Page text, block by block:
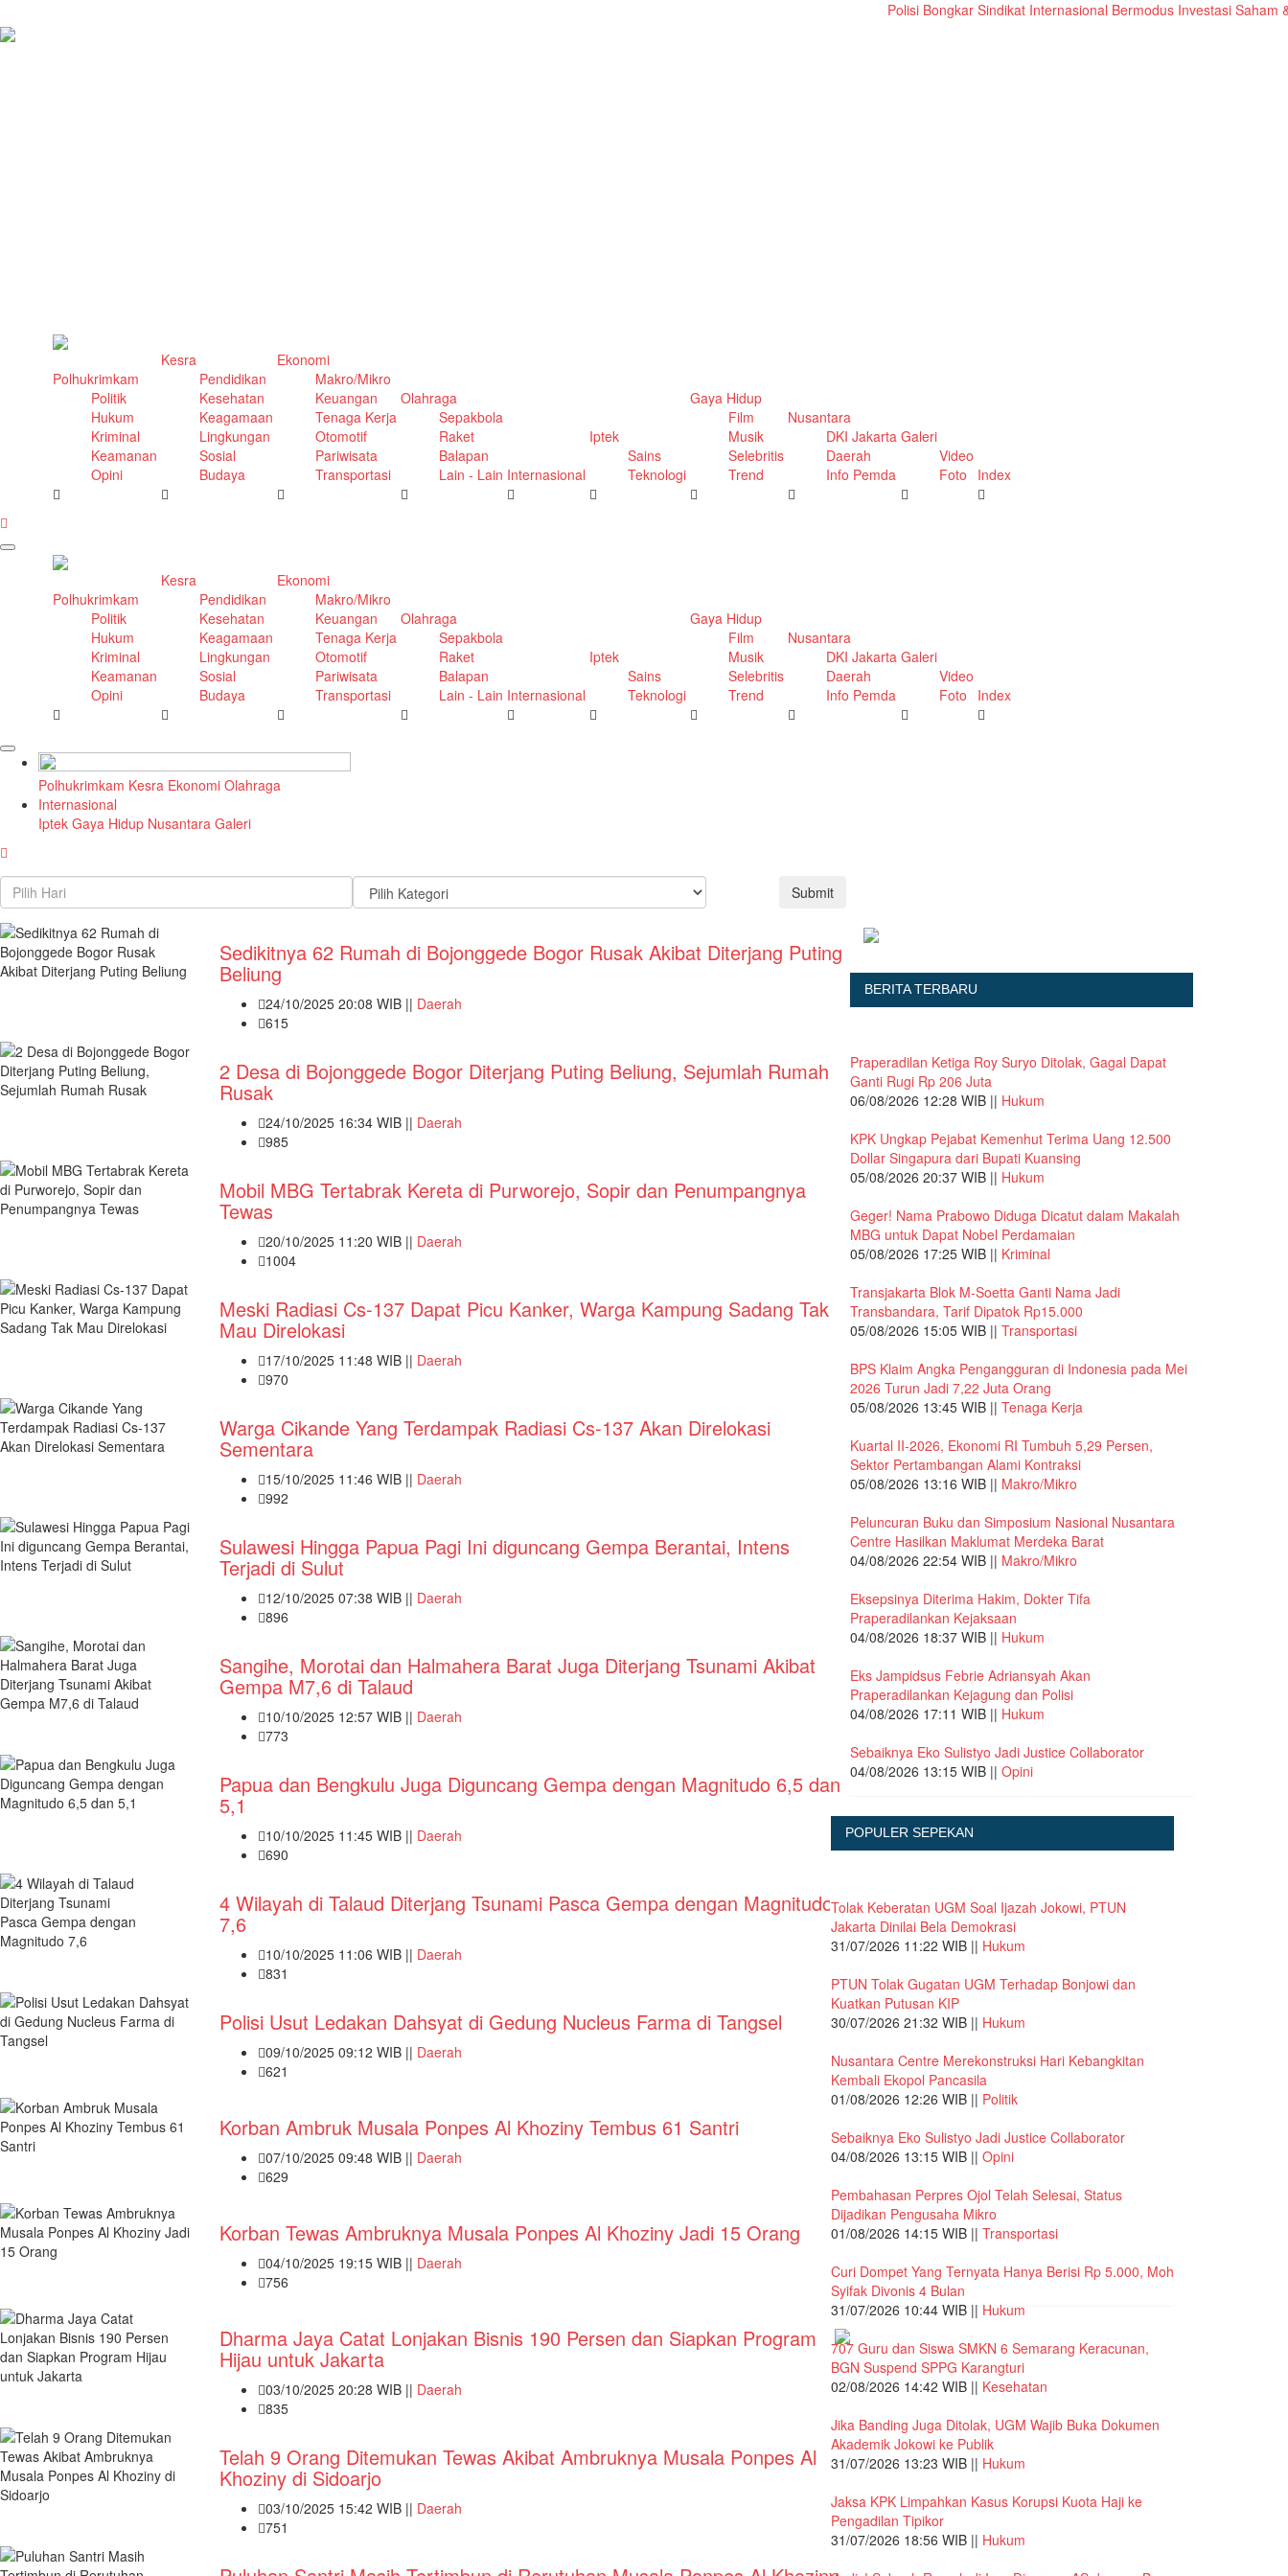
Polisi Bongkar Sindikat Internasional Bermodus Investasi Saham &
Polhukrimkam
Politik
Hukum
Kriminal
Keamanan
Opini
Kesra
Pendidikan
Kesehatan
Keagamaan
Lingkungan
Sosial
Budaya
Ekonomi
Makro/Mikro
Keuangan
Tenaga Kerja
Otomotif
Pariwisata
Transportasi
Olahraga
Sepakbola
Raket
Balapan
Lain - Lain Internasional
Iptek
Sains
Teknologi
Gaya Hidup
Film
Musik
Selebritis
Trend
Nusantara
DKI Jakarta
Daerah
Info Pemda
Galeri
Video
Foto
Index
Polhukrimkam
Politik
Hukum
Kriminal
Keamanan
Opini
Kesra
Pendidikan
Kesehatan
Keagamaan
Lingkungan
Sosial
Budaya
Ekonomi
Makro/Mikro
Keuangan
Tenaga Kerja
Otomotif
Pariwisata
Transportasi
Olahraga
Sepakbola
Raket
Balapan
Lain - Lain Internasional
Iptek
Sains
Teknologi
Gaya Hidup
Film
Musik
Selebritis
Trend
Nusantara
DKI Jakarta
Daerah
Info Pemda
Galeri
Video
Foto
Index
Polhukrimkam Kesra Ekonomi Olahraga
Internasional
Iptek Gaya Hidup Nusantara Galeri
Submit
Sedikitnya 62 Rumah di Bojonggede Bogor Rusak Akibat Diterjang Puting
Beliung
24/10/2025 20:08 WIB || Daerah
615
2 Desa di Bojonggede Bogor Diterjang Puting Beliung, Sejumlah Rumah
Rusak
24/10/2025 16:34 WIB || Daerah
985
Mobil MBG Tertabrak Kereta di Purworejo, Sopir dan Penumpangnya
Tewas
20/10/2025 11:20 WIB || Daerah
1004
Meski Radiasi Cs-137 Dapat Picu Kanker, Warga Kampung Sadang Tak
Mau Direlokasi
17/10/2025 11:48 WIB || Daerah
970
Warga Cikande Yang Terdampak Radiasi Cs-137 Akan Direlokasi
Sementara
15/10/2025 11:46 WIB || Daerah
992
Sulawesi Hingga Papua Pagi Ini diguncang Gempa Berantai, Intens
Terjadi di Sulut
12/10/2025 07:38 WIB || Daerah
896
Sangihe, Morotai dan Halmahera Barat Juga Diterjang Tsunami Akibat
Gempa M7,6 di Talaud
10/10/2025 12:57 WIB || Daerah
773
Papua dan Bengkulu Juga Diguncang Gempa dengan Magnitudo 6,5 dan
5,1
10/10/2025 11:45 WIB || Daerah
690
4 Wilayah di Talaud Diterjang Tsunami Pasca Gempa dengan Magnitudo
7,6
10/10/2025 11:06 WIB || Daerah
831
Polisi Usut Ledakan Dahsyat di Gedung Nucleus Farma di Tangsel
09/10/2025 09:12 WIB || Daerah
621
Korban Ambruk Musala Ponpes Al Khoziny Tembus 61 Santri
07/10/2025 09:48 WIB || Daerah
629
Korban Tewas Ambruknya Musala Ponpes Al Khoziny Jadi 15 Orang
04/10/2025 19:15 WIB || Daerah
756
Dharma Jaya Catat Lonjakan Bisnis 190 Persen dan Siapkan Program
Hijau untuk Jakarta
03/10/2025 20:28 WIB || Daerah
835
Telah 9 Orang Ditemukan Tewas Akibat Ambruknya Musala Ponpes Al
Khoziny di Sidoarjo
03/10/2025 15:42 WIB || Daerah
751
BERITA TERBARU
Praperadilan Ketiga Roy Suryo Ditolak, Gagal Dapat
Ganti Rugi Rp 206 Juta
06/08/2026 12:28 WIB || Hukum
KPK Ungkap Pejabat Kemenhut Terima Uang 12.500
Dollar Singapura dari Bupati Kuansing
05/08/2026 20:37 WIB || Hukum
Geger! Nama Prabowo Diduga Dicatut dalam Makalah
MBG untuk Dapat Nobel Perdamaian
05/08/2026 17:25 WIB || Kriminal
Transjakarta Blok M-Soetta Ganti Nama Jadi
Transbandara, Tarif Dipatok Rp15.000
05/08/2026 15:05 WIB || Transportasi
BPS Klaim Angka Pengangguran di Indonesia pada Mei
2026 Turun Jadi 7,22 Juta Orang
05/08/2026 13:45 WIB || Tenaga Kerja
Kuartal II-2026, Ekonomi RI Tumbuh 5,29 Persen,
Sektor Pertambangan Alami Kontraksi
05/08/2026 13:16 WIB || Makro/Mikro
Peluncuran Buku dan Simposium Nasional Nusantara
Centre Hasilkan Maklumat Merdeka Barat
04/08/2026 22:54 WIB || Makro/Mikro
Eksepsinya Diterima Hakim, Dokter Tifa
Praperadilankan Kejaksaan
04/08/2026 18:37 WIB || Hukum
Eks Jampidsus Febrie Adriansyah Akan
Praperadilankan Kejagung dan Polisi
04/08/2026 17:11 WIB || Hukum
Sebaiknya Eko Sulistyo Jadi Justice Collaborator
04/08/2026 13:15 WIB || Opini
POPULER SEPEKAN
Tolak Keberatan UGM Soal Ijazah Jokowi, PTUN
Jakarta Dinilai Bela Demokrasi
31/07/2026 11:22 WIB || Hukum
PTUN Tolak Gugatan UGM Terhadap Bonjowi dan
Kuatkan Putusan KIP
30/07/2026 21:32 WIB || Hukum
Nusantara Centre Merekonstruksi Hari Kebangkitan
Kembali Ekopol Pancasila
01/08/2026 12:26 WIB || Politik
Sebaiknya Eko Sulistyo Jadi Justice Collaborator
04/08/2026 13:15 WIB || Opini
Pembahasan Perpres Ojol Telah Selesai, Status
Dijadikan Pengusaha Mikro
01/08/2026 14:15 WIB || Transportasi
Curi Dompet Yang Ternyata Hanya Berisi Rp 5.000, Moh
Syifak Divonis 4 Bulan
31/07/2026 10:44 WIB || Hukum
707 Guru dan Siswa SMKN 6 Semarang Keracunan,
BGN Suspend SPPG Karangturi
02/08/2026 14:42 WIB || Kesehatan
Jika Banding Juga Ditolak, UGM Wajib Buka Dokumen
Akademik Jokowi ke Publik
31/07/2026 13:23 WIB || Hukum
Jaksa KPK Limpahkan Kasus Korupsi Kuota Haji ke
Pengadilan Tipikor
31/07/2026 18:56 WIB || Hukum